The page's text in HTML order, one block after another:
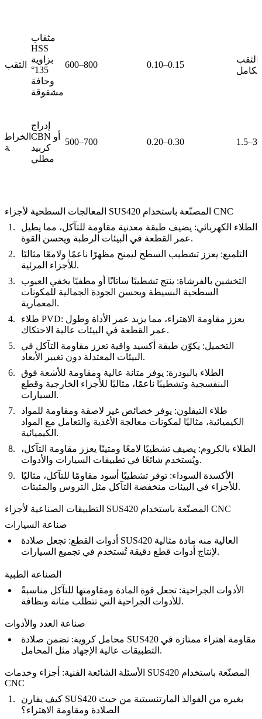
الثقب
مثقاب
HSS
بزاوية
135°
وحافة
مشقوقة
600–800 0.10–0.15
الكامل
الخراط
ة
إدراج
CBN أو
كربيد
مطلي
500–700 0.20–0.30
المعالجات السطحية لأجزاء SUS420 المصنّعة باستخدام CNC
الطلاء الكهربائي: يضيف طبقة معدنية مقاومة للتآكل، مما يطيل
عمر القطعة في البيئات الرطبة ويحسن القوة.
التلميع: يعزز تشطيب السطح ليمنح مظهرًا ناعمًا ولامعًا مثاليًا
للأجزاء المرئية.
التخشين بالفرشاة: ينتج تشطيبًا ساتانًا أو مطفيًا يخفي العيوب
السطحية البسيطة ويحسن الجودة الجمالية للمكونات
المعمارية.
طلاء PVD: يعزز مقاومة الاهتراء، مما يزيد عمر الأداة وطول
عمر القطعة في البيئات عالية الاحتكاك.
التخميل: يكوّن طبقة أكسيد واقية تعزز مقاومة التآكل في
البيئات المعتدلة دون تغيير الأبعاد.
الطلاء بالبودرة: يوفر متانة عالية ومقاومة للأشعة فوق
البنفسجية وتشطيبًا ناعمًا، مثاليًا للأجزاء الخارجية وقطع
السيارات.
طلاء التيفلون: يوفر خصائص غير لاصقة ومقاومة للمواد
الكيميائية، مثاليًا لمكونات معالجة الأغذية والتعامل مع المواد
الكيميائية.
الطلاء بالكروم: يضيف تشطيبًا لامعًا ومتينًا يعزز مقاومة التآكل،
ويُستخدم شائعًا في تطبيقات السيارات والأدوات.
الأكسدة السوداء: توفر تشطيبًا أسود مقاومًا للتآكل، مثاليًا
للأجزاء في البيئات منخفضة التآكل مثل التروس والمثبتات.
التطبيقات الصناعية لأجزاء SUS420 المصنّعة باستخدام CNC
صناعة السيارات
أدوات القطع: تجعل صلادة SUS420 العالية منه مادة مثالية
لإنتاج أدوات قطع دقيقة تُستخدم في تجميع السيارات.
الصناعة الطبية
الأدوات الجراحية: تجعل قوة المادة ومقاومتها للتآكل مناسبةً
للأدوات الجراحية التي تتطلب متانة ونظافة.
صناعة العدد والأدوات
محامل كروية: تضمن صلادة SUS420 مقاومة اهتراء ممتازة في
التطبيقات عالية الإجهاد مثل المحامل.
الأسئلة الشائعة الفنية: أجزاء وخدمات SUS420 المصنّعة باستخدام
CNC
كيف يقارن SUS420 بغيره من الفوالذ المارتنسيتية من حيث
الصلادة ومقاومة الاهتراء؟